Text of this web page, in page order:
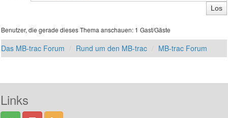
Benutzer, die gerade dieses Thema anschauen: 1 Gast/Gäste
Das MB-trac Forum Rund um den MB-trac MB-trac Forum
Links